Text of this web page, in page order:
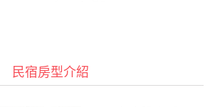
民宿房型介紹